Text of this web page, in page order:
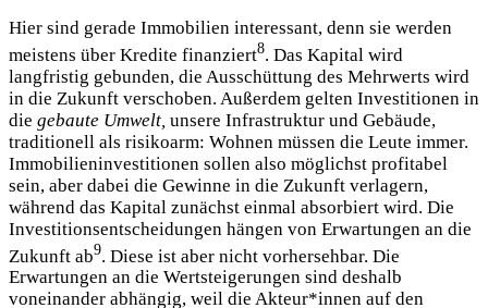
Hier sind gerade Immobilien interessant, denn sie werden
meistens über Kredite finanziert8. Das Kapital wird
langfristig gebunden, die Ausschüttung des Mehrwerts wird
in die Zukunft verschoben. Außerdem gelten Investitionen in
die gebaute Umwelt, unsere Infrastruktur und Gebäude,
traditionell als risikoarm: Wohnen müssen die Leute immer.
Immobilieninvestitionen sollen also möglichst profitabel
sein, aber dabei die Gewinne in die Zukunft verlagern,
während das Kapital zunächst einmal absorbiert wird. Die
Investitionsentscheidungen hängen von Erwartungen an die
Zukunft ab9. Diese ist aber nicht vorhersehbar. Die
Erwartungen an die Wertsteigerungen sind deshalb
voneinander abhängig, weil die Akteur*innen auf den